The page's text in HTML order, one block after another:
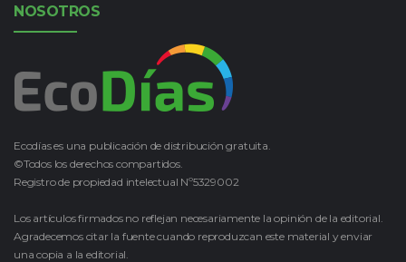
NOSOTROS
Ecodías es una publicación de distribución gratuita.
©Todos los derechos compartidos.
Registro de propiedad intelectual Nº5329002
Los artículos firmados no reflejan necesariamente la opinión de la editorial.
Agradecemos citar la fuente cuando reproduzcan este material y enviar
una copia a la editorial.